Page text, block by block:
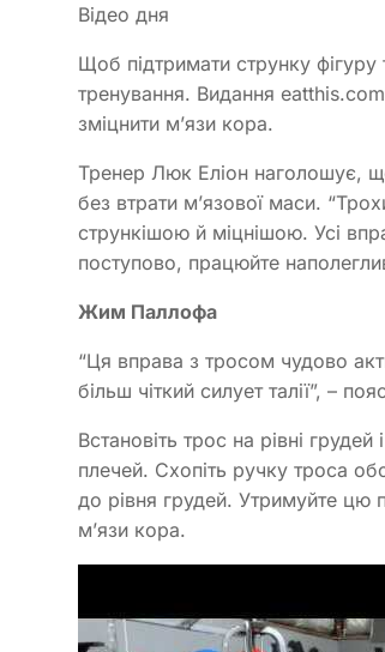
Відео дня
Щоб підтримати струнку фігуру
тренування. Видання eatthis.com
зміцнити м’язи кора.
Тренер Люк Еліон наголошує,
без втрати м’язової маси.
стрункішою й міцнішою. Усі
поступово, працюйте
Жим Паллофа
“Ця вправа з тросом чудово
більш чіткий силует талії”, –
Встановіть трос на рівні
плечей. Схопіть ручку троса
до рівня грудей. Утримуйте цю
м’язи кора.